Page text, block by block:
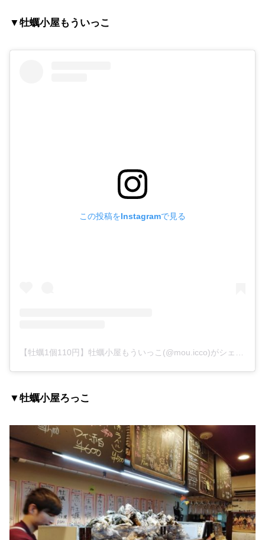
▼牡蠣小屋もういっこ
この投稿をInstagramで見る
▼牡蠣小屋ろっこ